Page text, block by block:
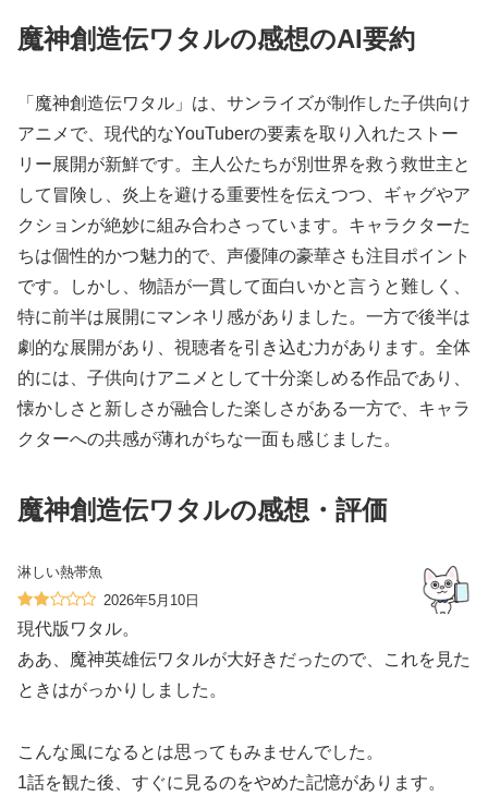
魔神創造伝ワタルの感想のAI要約
「魔神創造伝ワタル」は、サンライズが制作した子供向け
アニメで、現代的なYouTuberの要素を取り入れたストー
リー展開が新鮮です。主人公たちが別世界を救う救世主と
して冒険し、炎上を避ける重要性を伝えつつ、ギャグやア
クションが絶妙に組み合わさっています。キャラクターた
ちは個性的かつ魅力的で、声優陣の豪華さも注目ポイント
です。しかし、物語が一貫して面白いかと言うと難しく、
特に前半は展開にマンネリ感がありました。一方で後半は
劇的な展開があり、視聴者を引き込む力があります。全体
的には、子供向けアニメとして十分楽しめる作品であり、
懐かしさと新しさが融合した楽しさがある一方で、キャラ
クターへの共感が薄れがちな一面も感じました。
魔神創造伝ワタルの感想・評価
淋しい熱帯魚
2026年5月10日
現代版ワタル。
ああ、魔神英雄伝ワタルが大好きだったので、これを見た
ときはがっかりしました。
こんな風になるとは思ってもみませんでした。
1話を観た後、すぐに見るのをやめた記憶があります。